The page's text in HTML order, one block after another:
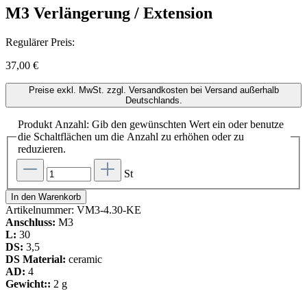
M3 Verlängerung / Extension
Regulärer Preis:
37,00 €
Preise exkl. MwSt. zzgl. Versandkosten bei Versand außerhalb
Deutschlands.
Produkt Anzahl: Gib den gewünschten Wert ein oder benutze
die Schaltflächen um die Anzahl zu erhöhen oder zu
reduzieren.
St
In den Warenkorb
Artikelnummer: VM3-4.30-KE
Anschluss: M3
L: 30
DS: 3,5
DS Material: ceramic
AD: 4
Gewicht:: 2 g